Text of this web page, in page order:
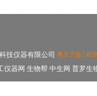
技仪器有限公司 粤ICP备
仪器网 生物帮 中生网 普罗生